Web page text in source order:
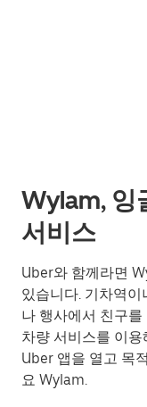
Wylam, 잉
서비스
Uber와 함께라면
있습니다. 기차역
나 행사에서 친구
차량 서비스를 이
Uber 앱을 열고 목
요 Wylam.